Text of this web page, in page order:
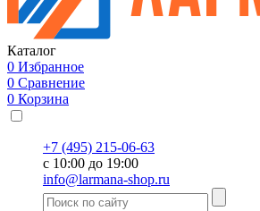
Каталог
0 Избранное
0 Сравнение
0 Корзина
+7 (495) 215-06-63
с 10:00 до 19:00
info@larmana-shop.ru